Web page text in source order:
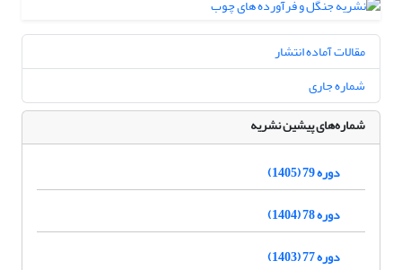
مقالات آماده انتشار
شماره جاری
شماره‌های پیشین نشریه
دوره 79 (1405)
دوره 78 (1404)
دوره 77 (1403)